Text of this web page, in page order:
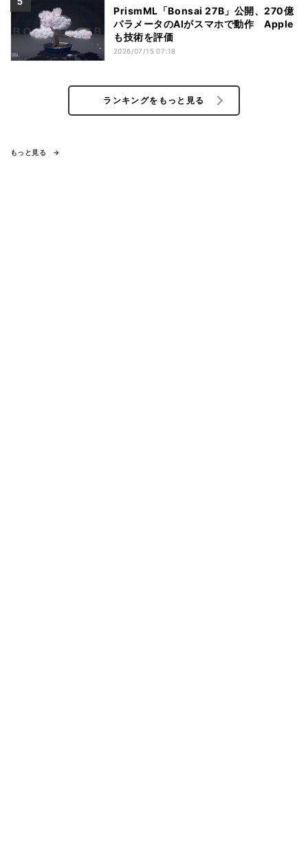
PrismML「Bonsai 27B」公開、270億
パラメータのAIがスマホで動作 Apple
も技術を評価
2026/07/15 07:18
ランキングをもっと見る
もっと見る